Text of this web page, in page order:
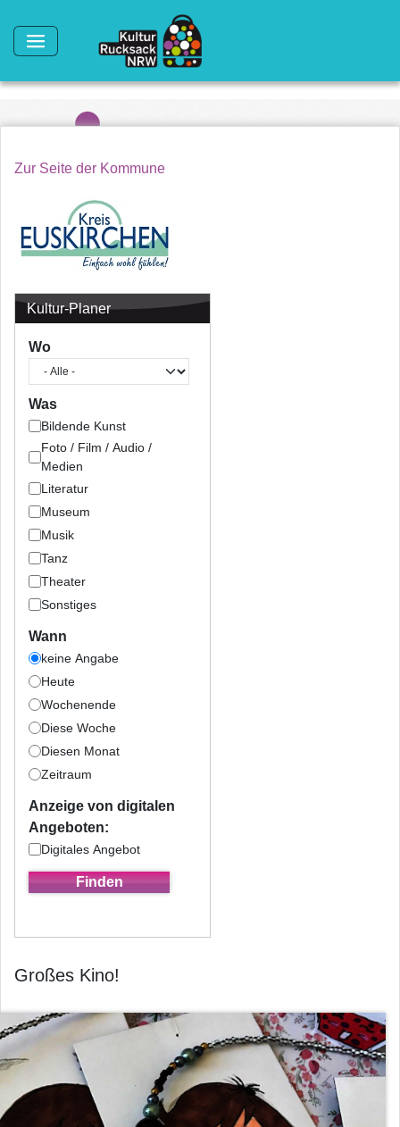
Zur Seite der Kommune
Kultur-Planer
Wo
Was
Bildende Kunst
Foto / Film / Audio /
Medien
Literatur
Museum
Musik
Tanz
Theater
Sonstiges
Wann
keine Angabe
Heute
Wochenende
Diese Woche
Diesen Monat
Zeitraum
Anzeige von digitalen
Angeboten:
Digitales Angebot
Großes Kino!